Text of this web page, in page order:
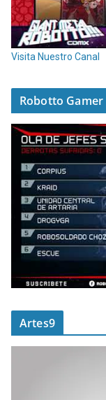
Visita Nuestro Canal
Robotto Gamer
Artes9